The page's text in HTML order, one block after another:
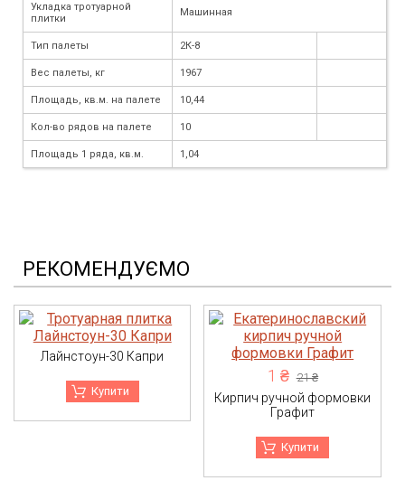
Укладка тротуарной
плитки
Машинная
Тип палеты 2К-8
Вес палеты, кг 1967
Площадь, кв.м. на палете 10,44
Кол-во рядов на палете 10
Площадь 1 ряда, кв.м. 1,04
РЕКОМЕНДУЄМО
Лайнстоун-30 Капри
Купити
1 ₴21 ₴
Кирпич ручной формовки
Графит
Купити